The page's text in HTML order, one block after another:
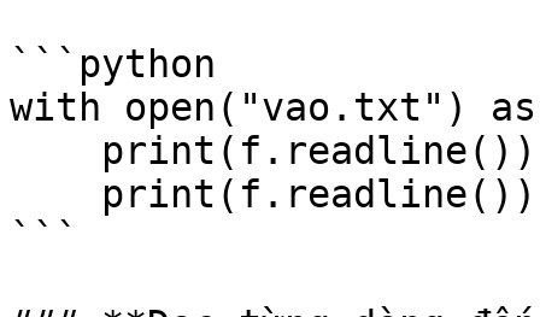
```python
with
```